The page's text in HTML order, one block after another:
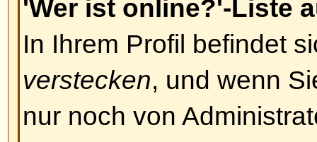
Anweisungen; falls Sie diese E-
haben, vergewissern Sie sich
Adresse korrekt war. Ein Grund
Account-Aktivierungen ist die
Missbrauchs des Forums.